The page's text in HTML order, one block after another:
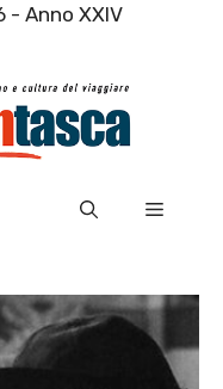
- Anno XXIV
Menu